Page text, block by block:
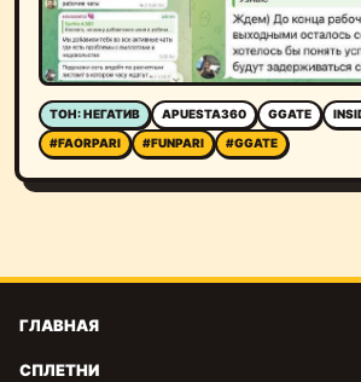
ТОН: НЕГАТИВ APUESTA360 GGATE
#FAORPARI
#FUNPARI #GGATE
ГЛАВНАЯ
СПЛЕТНИ